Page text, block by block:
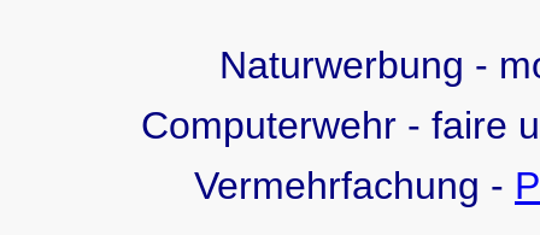
Naturwerbung -
Computerwehr - faire
Vermehrfachung -